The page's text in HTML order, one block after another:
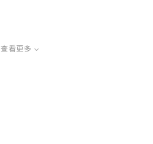
查看更多